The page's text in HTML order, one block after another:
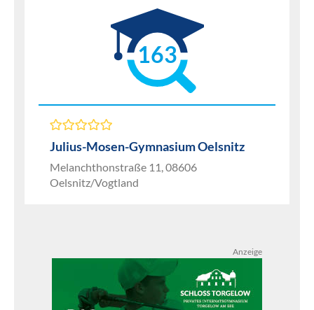
163
Julius-Mosen-Gymnasium Oelsnitz
Melanchthonstraße 11, 08606
Oelsnitz/Vogtland
Anzeige